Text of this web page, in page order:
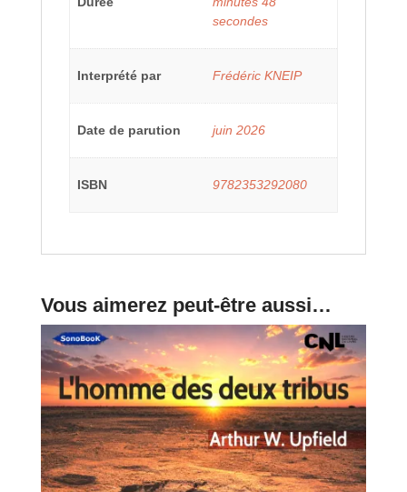
secondes
Interprété par Frédéric KNEIP
Date de parution juin 2026
ISBN 9782353292080
Vous aimerez peut-être aussi…